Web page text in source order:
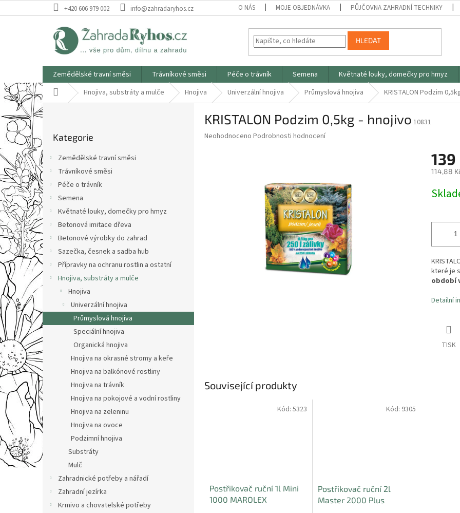
na
+420 606 979 002 info@zahradaryhos.cz O NÁS MOJE OBJEDNÁVKA PŮJČOVNA ZAHRADNÍ TECHNIKY
HLEDAT
Zemědělské travní směsi Trávníkové směsi Péče o trávník Semena
Květnaté louky, domečky pro hmyz
Domů Hnojiva, substráty a mulče Hnojiva Univerzální hnojiva Průmyslová hnojiva KRISTALON Podzim
P
o
r
a
n
n
í
p
a
n
e
l
kategorie
Kategorie
Zemědělské travní směsi
Trávníkové směsi
Péče o trávník
Semena
Květnaté louky, domečky pro hmyz
Betonová imitace dřeva
Betonové výrobky do zahrad
Sazečka, česnek a sadba hub
Přípravky na ochranu rostlin a ostatní
Hnojiva, substráty a mulče
Hnojiva
Univerzální hnojiva
Průmyslová hnojiva
Speciální hnojiva
Organická hnojiva
Hnojiva na okrasné stromy a keře
Hnojiva na balkónové rostliny
Hnojiva na trávník
Hnojiva na pokojové a vodní rostliny
Hnojiva na zeleninu
Hnojiva na ovoce
Podzimní hnojiva
Substráty
Mulč
Zahradnické potřeby a nářadí
Zahradní jezírka
Krmivo a chovatelské potřeby
KRISTALON Podzim 0,5kg - hnojivo 10831
Průměrné
Neohodnoceno Podrobnosti hodnocení
139
114,88
cena:
které je
období
Detailní
TISK
Související produkty
Postřikovač ruční 1l Mini
1000 MAROLEX
Kód: 5323
Postřikovač ruční 2l
Master 2000 Plus
Kód: 9305